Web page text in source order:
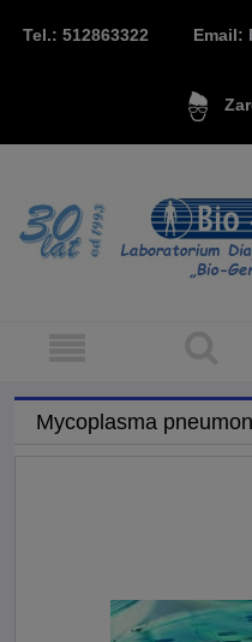
Tel.: 512863322 Email:
Mycoplasma